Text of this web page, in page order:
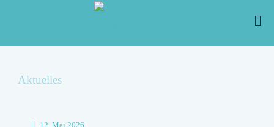
Aktuelles
12. Mai 2026